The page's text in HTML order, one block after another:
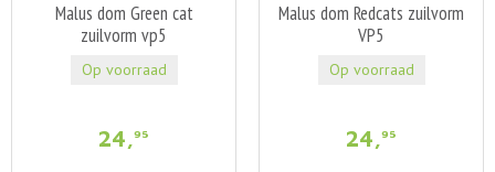
Malus dom Green cat
zuilvorm vp5
24,95
Op voorraad
Malus dom Redcats zuilvorm
VP5
24,95
Op voorraad